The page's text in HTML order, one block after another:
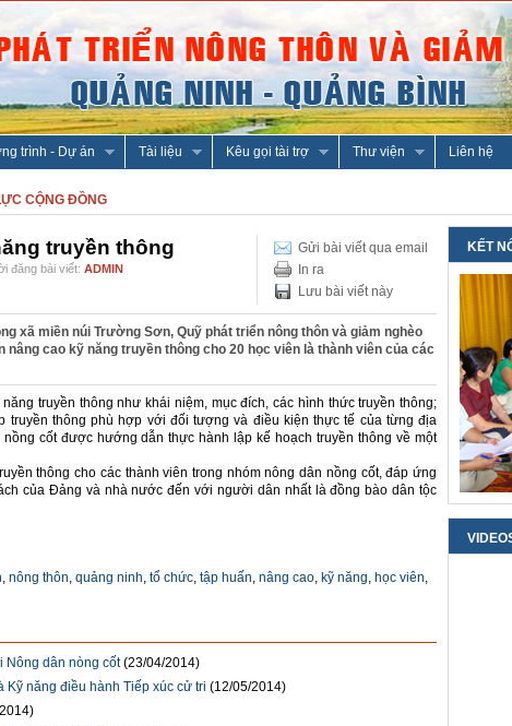
trình - Dự án Tài liệu Kêu gọi tài trợ Thư viện Liên hệ
CỘNG ĐỒNG
Gửi bài viết qua email
In ra
Lưu bài viết này
truyền thông
đăng bài viết: ADMIN
xã miền núi Trường Sơn, Quỹ phát triển nông thôn và giảm nghèo
nâng cao kỹ năng truyền thông cho 20 học viên là thành viên của các
truyền thông như khái niệm, mục đích, các hình thức truyền thông;
truyền thông phù hợp với đối tượng và điều kiện thực tế của từng địa
cốt được hướng dẫn thực hành lập kế hoạch truyền thông về một
thông cho các thành viên trong nhóm nông dân nồng cốt, đáp ứng
của Đảng và nhà nước đến với người dân nhất là đồng bào dân tộc
, nông thôn, quảng ninh, tổ chức, tập huấn, nâng cao, kỹ năng, học viên,
Nông dân nòng cốt (23/04/2014)
Kỹ năng điều hành Tiếp xúc cử tri (12/05/2014)
KẾT